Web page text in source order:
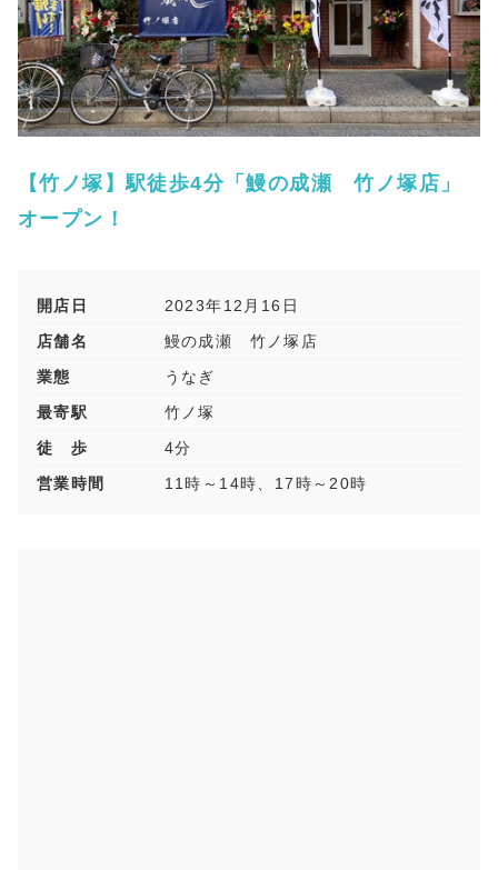
【竹ノ塚】駅徒歩4分「鰻の成瀬 竹ノ塚店」
オープン！
開店日
2023年12月16日
店舗名
鰻の成瀬 竹ノ塚店
業態
うなぎ
最寄駅
竹ノ塚
徒 歩
4分
営業時間
11時～14時、17時～20時